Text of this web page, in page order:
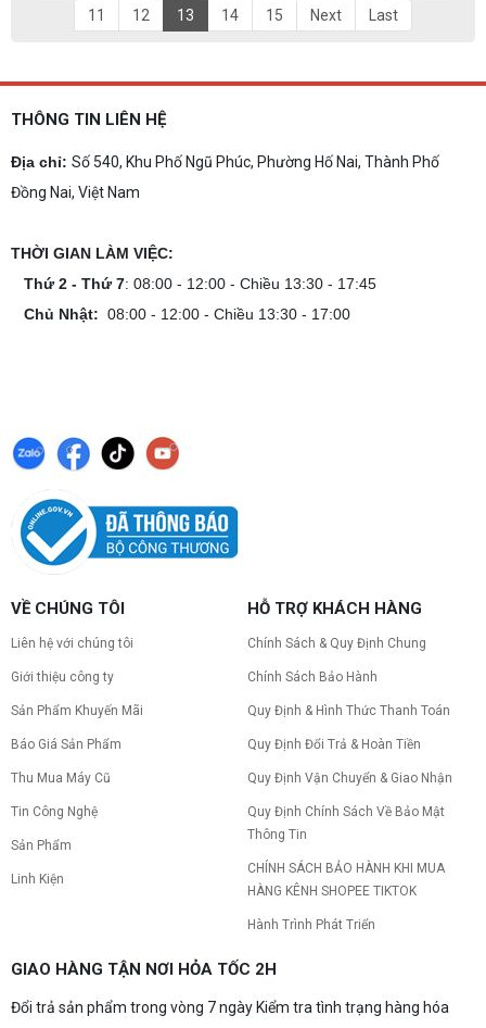
11
12 13 14 15 Next Last
THÔNG TIN LIÊN HỆ
Địa chỉ: Số 540, Khu Phố Ngũ Phúc, Phường Hố Nai, Thành Phố
Đồng Nai, Việt Nam
THỜI GIAN LÀM VIỆC:
Thứ 2 - Thứ 7: 08:00 - 12:00 - Chiều 13:30 - 17:45
Chủ Nhật: 08:00 - 12:00 - Chiều 13:30 - 17:00
VỀ CHÚNG TÔI
Liên hệ với chúng tôi
Giới thiệu công ty
Sản Phẩm Khuyến Mãi
Báo Giá Sản Phẩm
Thu Mua Máy Cũ
Tin Công Nghệ
Sản Phẩm
Linh Kiện
HỖ TRỢ KHÁCH HÀNG
Chính Sách & Quy Định Chung
Chính Sách Bảo Hành
Quy Định & Hình Thức Thanh Toán
Quy Định Đổi Trả & Hoàn Tiền
Quy Định Vận Chuyển & Giao Nhận
Quy Định Chính Sách Về Bảo Mật
Thông Tin
CHÍNH SÁCH BẢO HÀNH KHI MUA
HÀNG KÊNH SHOPEE TIKTOK
Hành Trình Phát Triển
GIAO HÀNG TẬN NƠI HỎA TỐC 2H
Đổi trả sản phẩm trong vòng 7 ngày Kiểm tra tình trạng hàng hóa